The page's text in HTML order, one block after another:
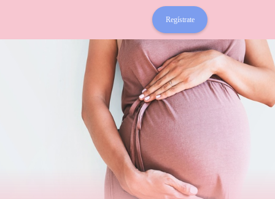
Regístrate